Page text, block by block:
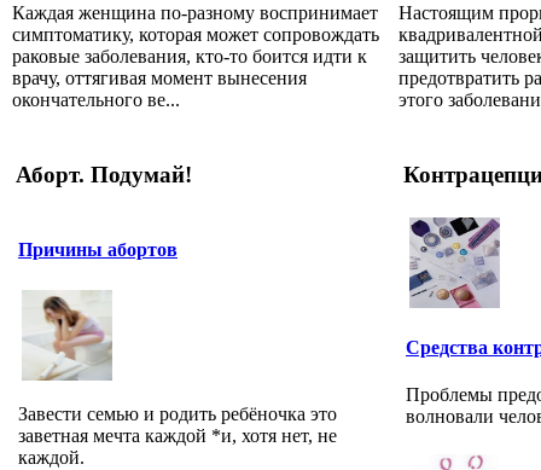
Каждая женщина по-разному воспринимает
симптоматику, которая может сопровождать
раковые заболевания, кто-то боится идти к
врачу, оттягивая момент вынесения
окончательного ве...
Настоящим
защитить
предотвратить
этого
Аборт. Подумай!
Причины абортов
Завести семью и родить ребёночка это
заветная мечта каждой *и, хотя нет, не
каждой.
Средства
Проблемы
волновали